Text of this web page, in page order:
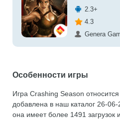
2.3+
4.3
Genera
Особенности игры
Игра Crashing Season
добавлена в наш каталог 26-
она имеет более 1491 загрузок